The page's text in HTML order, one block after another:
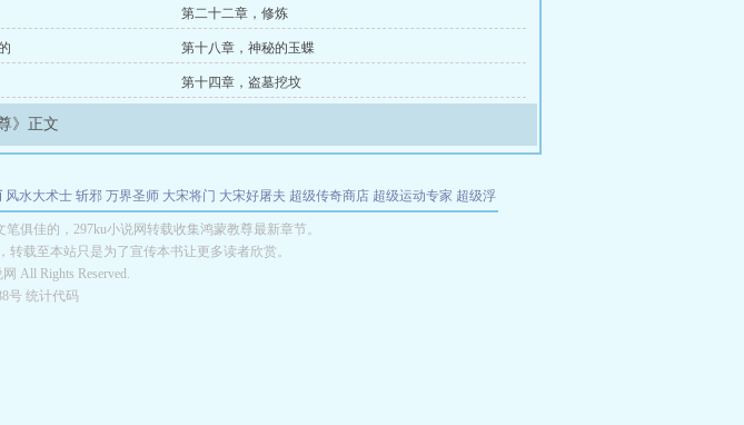
第二十二章，修炼
第十八章，神秘的玉蝶
第十四章，盗墓挖坟
》正文
风水大术士 斩邪 万界圣师 大宋将门 大宋好屠夫 超级传奇商店 超级运动专家 超级浮
特效大亨 原始大厨王 怪物聊天群 某美漫的特工 我夺舍了魔皇
脸
俱佳的，297ku小说网转载收集鸿蒙教尊最新章节。
载至本站只是为了宣传本书让更多读者欣赏。
All Rights Reserved.
号 统计代码